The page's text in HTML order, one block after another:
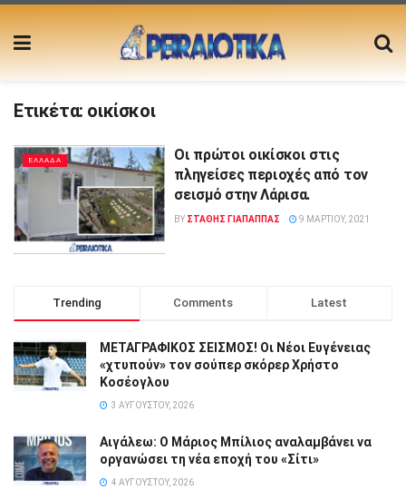
Ετικέτα: οικίσκοι
ΕΛΛΑΔΑ
Οι πρώτοι οικίσκοι στις
πληγείσες περιοχές από τον
σεισμό στην Λάρισα.
BY ΣΤΑΘΗΣ ΓΊΑΠΑΠΠΑΣ 9 ΜΑΡΤΊΟΥ, 2021
Trending Comments Latest
ΜΕΤΑΓΡΑΦΙΚΟΣ ΣΕΙΣΜΟΣ! Οι Νέοι Ευγένειας
«χτυπούν» τον σούπερ σκόρερ Χρήστο
Κοσέογλου
3 ΑΥΓΟΎΣΤΟΥ, 2026
Αιγάλεω: Ο Μάριος Μπίλιος αναλαμβάνει να
οργανώσει τη νέα εποχή του «Σίτι»
4 ΑΥΓΟΎΣΤΟΥ, 2026